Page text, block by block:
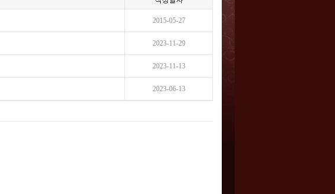
2015-05-27
2023-11-29
2023-11-13
2023-06-13